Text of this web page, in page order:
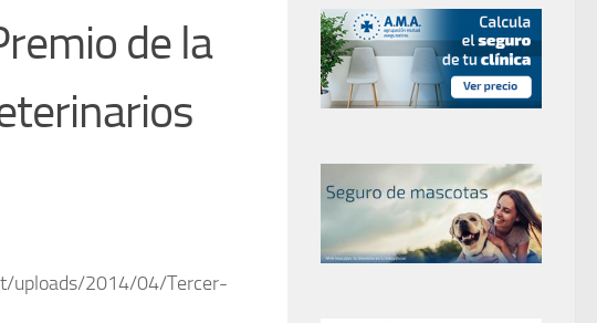
de la
uploads/2014/04/Tercer-